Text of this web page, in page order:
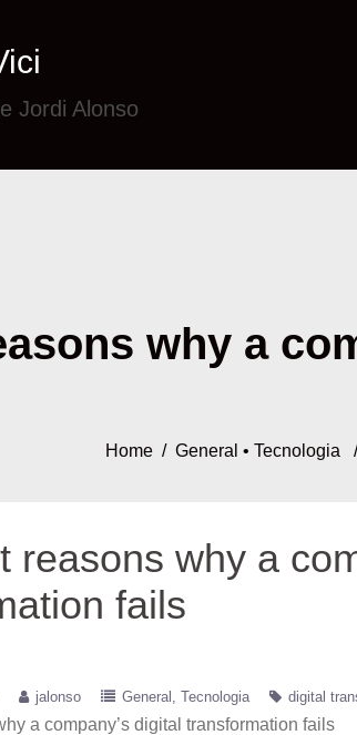
Jordi Alonso
why a
Home / General • Tecnologia
reasons why a
fails
jalonso General Tecnologia digital
a company’s digital transformation fails